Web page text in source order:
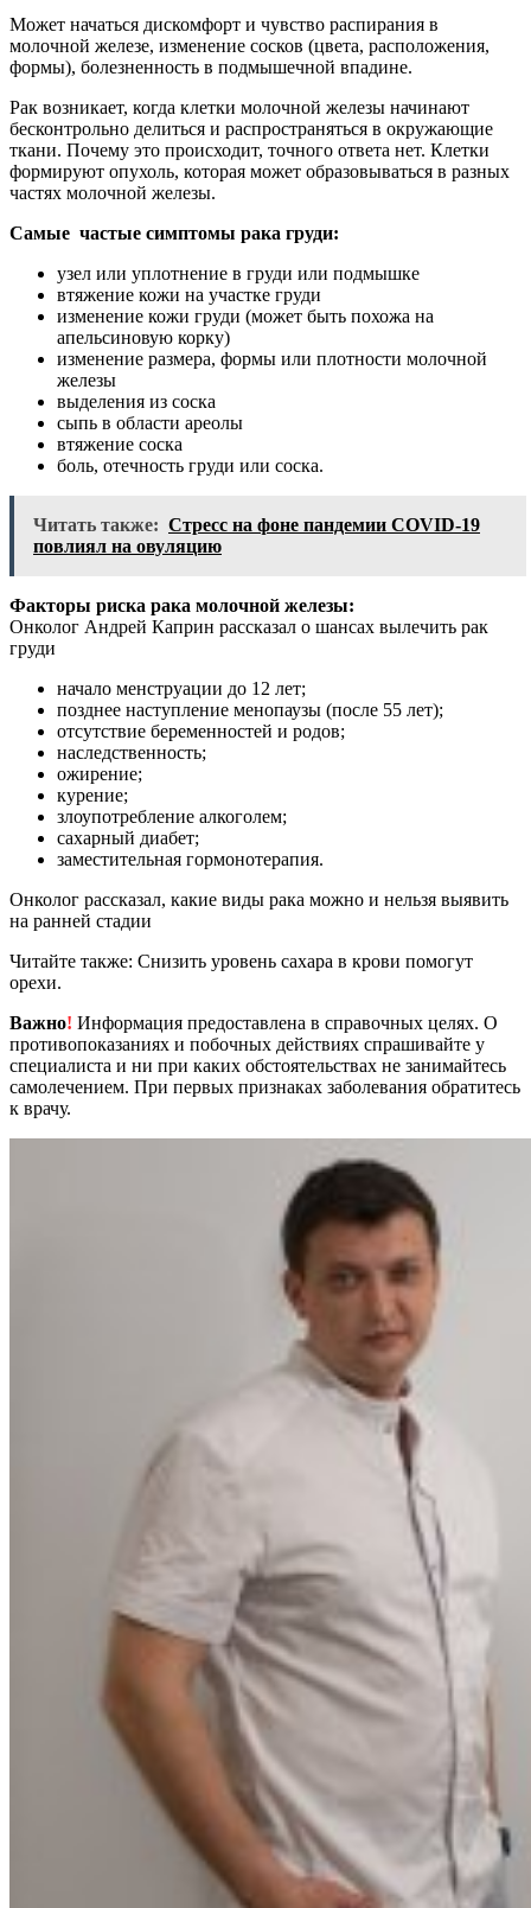
Может начаться дискомфорт и чувство распирания в
молочной железе, изменение сосков (цвета, расположения,
формы), болезненность в подмышечной впадине.
Рак возникает, когда клетки молочной железы начинают
бесконтрольно делиться и распространяться в окружающие
ткани. Почему это происходит, точного ответа нет. Клетки
формируют опухоль, которая может образовываться в разных
частях молочной железы.
Самые частые симптомы рака груди:
узел или уплотнение в груди или подмышке
втяжение кожи на участке груди
изменение кожи груди (может быть похожа на
апельсиновую корку)
изменение размера, формы или плотности молочной
железы
выделения из соска
сыпь в области ареолы
втяжение соска
боль, отечность груди или соска.
Читать также: Стресс на фоне пандемии COVID-19
повлиял на овуляцию
Факторы риска рака молочной железы:
Онколог Андрей Каприн рассказал о шансах вылечить рак
груди
начало менструации до 12 лет;
позднее наступление менопаузы (после 55 лет);
отсутствие беременностей и родов;
наследственность;
ожирение;
курение;
злоупотребление алкоголем;
сахарный диабет;
заместительная гормонотерапия.
Онколог рассказал, какие виды рака можно и нельзя выявить
на ранней стадии
Читайте также: Снизить уровень сахара в крови помогут
орехи.
Важно! Информация предоставлена в справочных целях. О
противопоказаниях и побочных действиях спрашивайте у
специалиста и ни при каких обстоятельствах не занимайтесь
самолечением. При первых признаках заболевания обратитесь
к врачу.